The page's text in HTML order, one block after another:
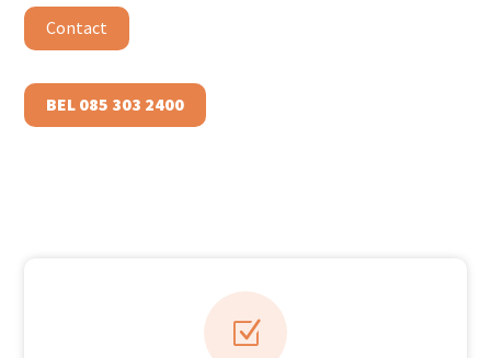
Contact
BEL 085 303 2400
Z